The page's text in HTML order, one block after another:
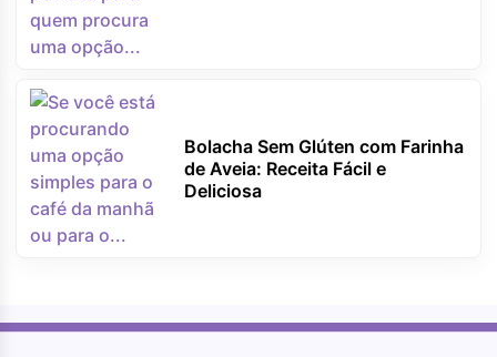
Bolacha Sem Glúten com Farinha
de Aveia: Receita Fácil e
Deliciosa